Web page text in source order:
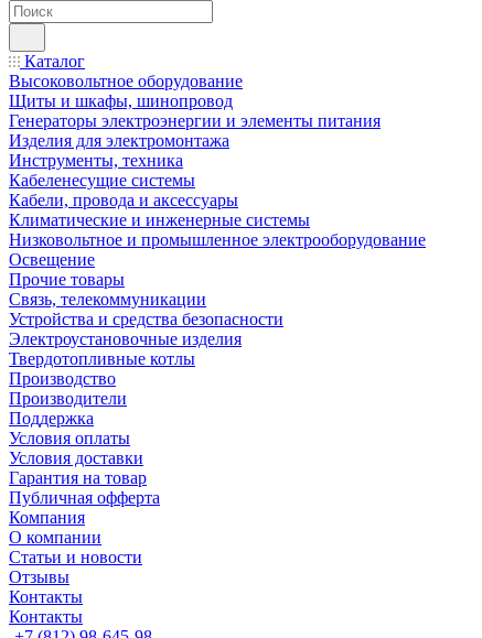
Каталог
Высоковольтное оборудование
Щиты и шкафы, шинопровод
Генераторы электроэнергии и элементы питания
Изделия для электромонтажа
Инструменты, техника
Кабеленесущие системы
Кабели, провода и аксессуары
Климатические и инженерные системы
Низковольтное и промышленное электрооборудование
Освещение
Прочие товары
Связь, телекоммуникации
Устройства и средства безопасности
Электроустановочные изделия
Твердотопливные котлы
Производство
Производители
Поддержка
Условия оплаты
Условия доставки
Гарантия на товар
Публичная офферта
Компания
О компании
Статьи и новости
Отзывы
Контакты
Контакты